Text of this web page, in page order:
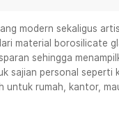
Sabtu - Minggu
- Minggu/ Libur
modern sekaligus
material borosilicate
sehingga
sajian personal seperti
untuk rumah, kantor,